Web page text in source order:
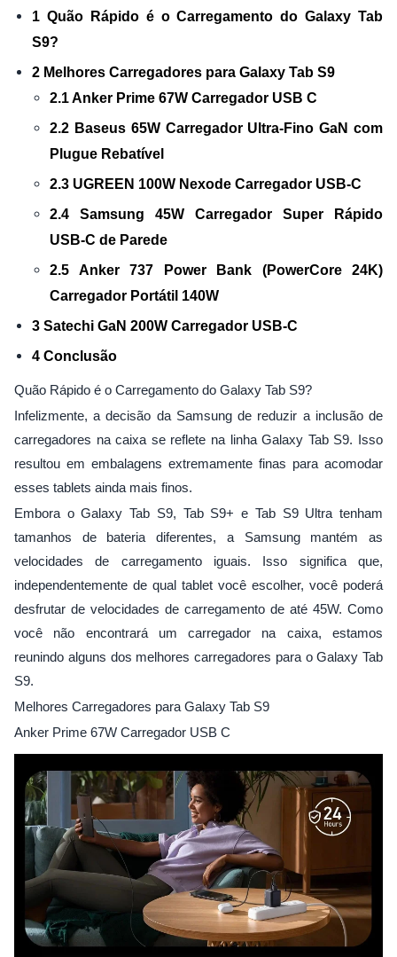
1 Quão Rápido é o Carregamento do Galaxy Tab
S9?
2 Melhores Carregadores para Galaxy Tab S9
2.1 Anker Prime 67W Carregador USB C
2.2 Baseus 65W Carregador Ultra-Fino GaN com
Plugue Rebatível
2.3 UGREEN 100W Nexode Carregador USB-C
2.4 Samsung 45W Carregador Super Rápido
USB-C de Parede
2.5 Anker 737 Power Bank (PowerCore 24K)
Carregador Portátil 140W
3 Satechi GaN 200W Carregador USB-C
4 Conclusão
Quão Rápido é o Carregamento do Galaxy Tab S9?
Infelizmente, a decisão da Samsung de reduzir a inclusão de
carregadores na caixa se reflete na linha Galaxy Tab S9. Isso
resultou em embalagens extremamente finas para acomodar
esses tablets ainda mais finos.
Embora o Galaxy Tab S9, Tab S9+ e Tab S9 Ultra tenham
tamanhos de bateria diferentes, a Samsung mantém as
velocidades de carregamento iguais. Isso significa que,
independentemente de qual tablet você escolher, você poderá
desfrutar de velocidades de carregamento de até 45W. Como
você não encontrará um carregador na caixa, estamos
reunindo alguns dos melhores carregadores para o Galaxy Tab
S9.
Melhores Carregadores para Galaxy Tab S9
Anker Prime 67W Carregador USB C